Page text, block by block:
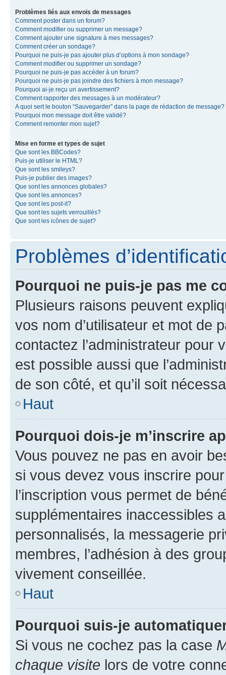
Problèmes liés aux envois de messages
Comment poster dans un forum?
Comment modifier ou supprimer un message?
Comment ajouter une signature à mes messages?
Comment créer un sondage?
Pourquoi ne puis-je pas ajouter plus d’options à mon sondage?
Comment modifier ou supprimer un sondage?
Pourquoi ne puis-je pas accéder à un forum?
Pourquoi ne puis-je pas joindre des fichiers à mon message?
Pourquoi ai-je reçu un avertissement?
Comment rapporter des messages à un modérateur?
A quoi sert le bouton “Sauvegarder” dans la page de rédaction de message?
Pourquoi mon message doit être validé?
Comment remonter mon sujet?
Mise en forme et types de sujet
Que sont les BBCodes?
Puis-je utiliser le HTML?
Que sont les smileys?
Puis-je publier des images?
Que sont les annonces globales?
Que sont les annonces?
Que sont les post-it?
Que sont les sujets verrouillés?
Que sont les icônes de sujet?
Problèmes
Pourquoi ne puis-je pas me
Plusieurs raisons peuvent
vos nom d’utilisateur et mot de
contactez l’administrateur pour
est possible aussi que
de son côté, et qu’il soit
Haut
Pourquoi dois-je m’inscrire
Vous pouvez ne pas en avoir
si vous devez vous inscrire
l’inscription vous permet de
supplémentaires inaccessibles
personnalisés, la messagerie
membres, l’adhésion à des
vivement conseillée.
Haut
Pourquoi suis-je
Si vous ne cochez pas la case
chaque visite lors de votre